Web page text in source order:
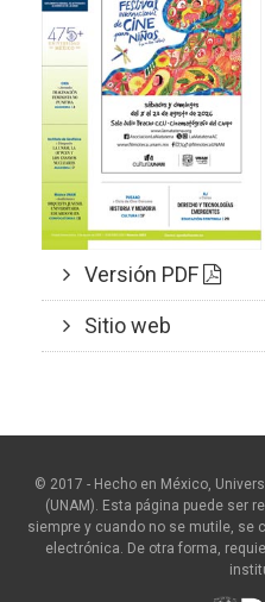
Versión PDF
Sitio web
© 2017 - Hecho en México,
(UNAM). Esta página puede ser
siempre y cuando no se mutile, se
electrónica. De otra forma,